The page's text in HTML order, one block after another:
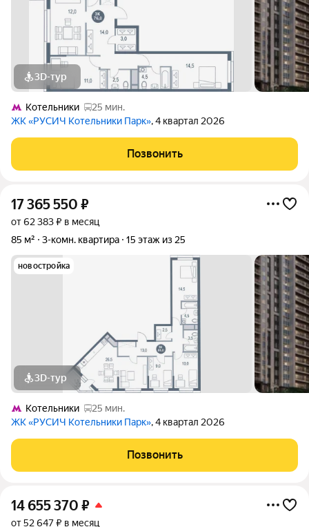
3D-тур
Котельники
25 мин.
ЖК «РУСИЧ Котельники Парк», 4 квартал 2026
Позвонить
17 365 550 ₽
от 62 383 ₽ в месяц
85 м²
3-комн. квартира 15 этаж из 25
новостройка
3D-тур
Котельники
25 мин.
ЖК «РУСИЧ Котельники Парк», 4 квартал 2026
Позвонить
14 655 370 ₽
от 52 647 ₽ в месяц